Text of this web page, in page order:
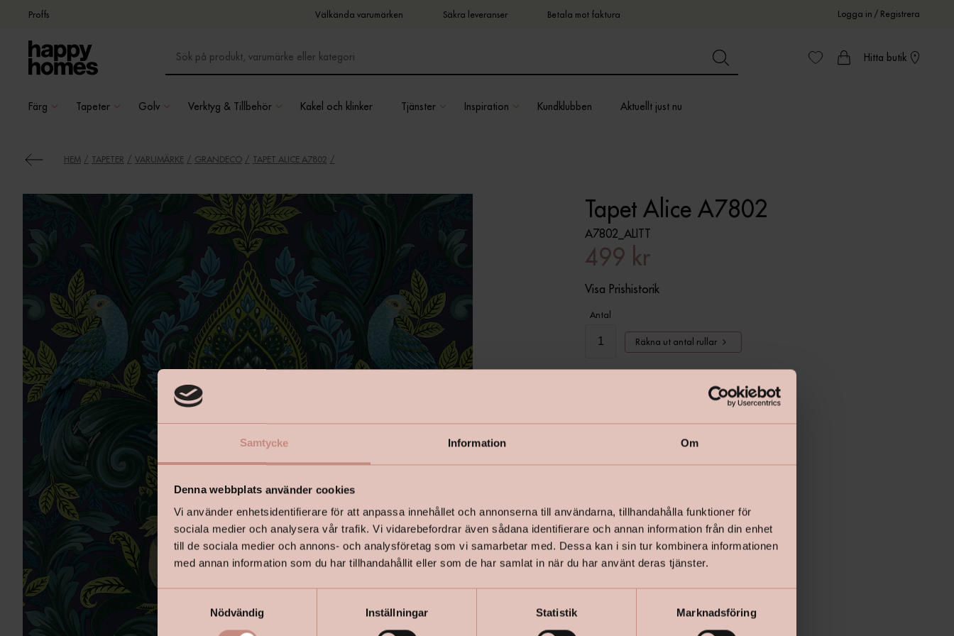
Samtycke Information Om
Denna webbplats använder cookies
Vi använder enhetsidentifierare för att anpassa innehållet och annonserna till användarna, tillhandahålla funktioner för
sociala medier och analysera vår trafik. Vi vidarebefordrar även sådana identifierare och annan information från din enhet
till de sociala medier och annons- och analysföretag som vi samarbetar med. Dessa kan i sin tur kombinera informationen
med annan information som du har tillhandahållit eller som de har samlat in när du har använt deras tjänster.
a
Nödvändig Inställningar Statistik Marknadsföring
Proffs Välkända varumärken Säkra leveranser Betala mot faktura Logga in / Registrera
Hitta butik
Färg Tapeter Golv Verktyg & Tillbehör Kakel och klinker Tjänster Inspiration Kundklubben Aktuellt just nu
HEM TAPETER VARUMÄRKE GRANDECO TAPET ALICE A7802
Tapet Alice A7802
A7802_ALITT
499 kr
Visa Prishistorik
Antal
Räkna ut antal rullar
Lägg i varukorgen